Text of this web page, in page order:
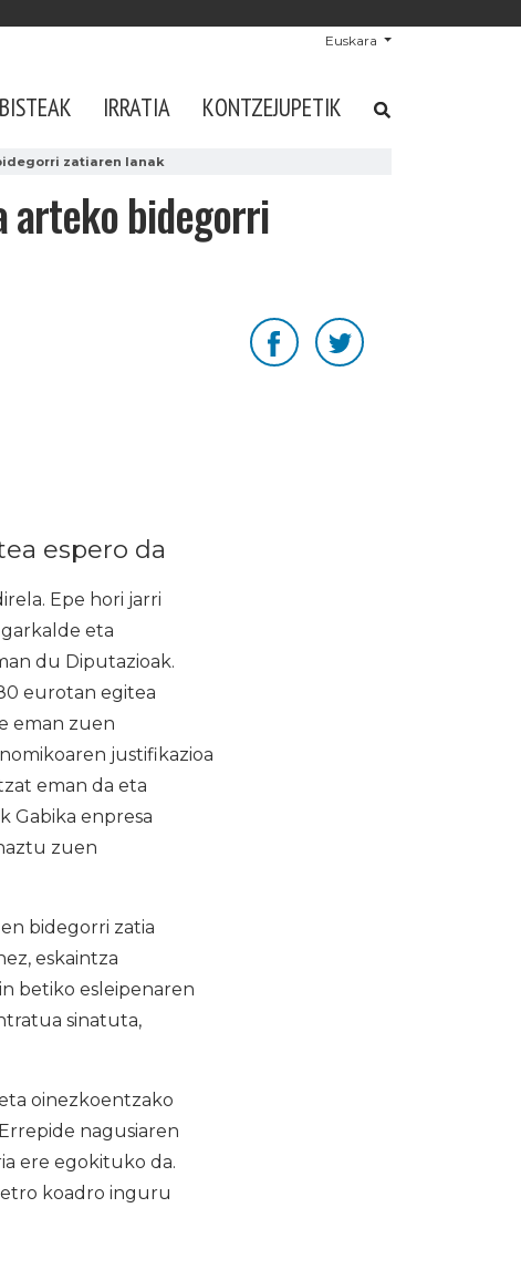
Euskara
IRRATIA KONTZEJUPETIK
zatiaren lanak
arteko bidegorri
espero da
Epe hori jarri
eta
du Diputazioak.
eurotan egitea
eman zuen
justifikazioa
eman da eta
Gabika enpresa
zuen
bidegorri zatia
eskaintza
betiko esleipenaren
sinatuta,
oinezkoentzako
nagusiaren
ere egokituko da.
koadro inguru